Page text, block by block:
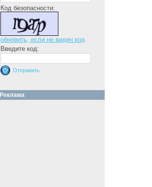
Код безопасности:
обновить, если не виден код
Введите код:
Реклама